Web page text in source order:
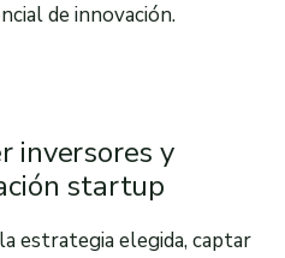
de innovación.
inversores y
startup
estrategia elegida, captar